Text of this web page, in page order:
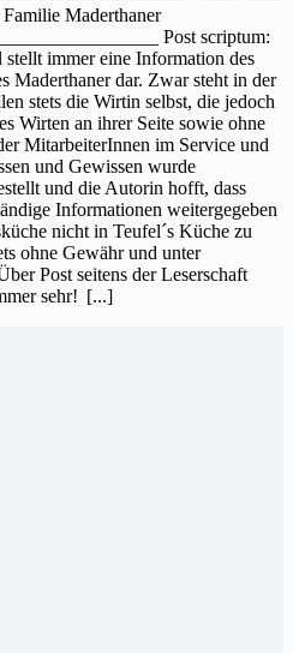
Familie Maderthaner
Post scriptum:
immer eine Information des
Maderthaner dar. Zwar steht in der
stets die Wirtin selbst, die jedoch
Wirten an ihrer Seite sowie ohne
MitarbeiterInnen im Service und
und Gewissen wurde
und die Autorin hofft, dass
Informationen weitergegeben
nicht in Teufel´s Küche zu
ohne Gewähr und unter
Post seitens der Leserschaft
sehr! [...]